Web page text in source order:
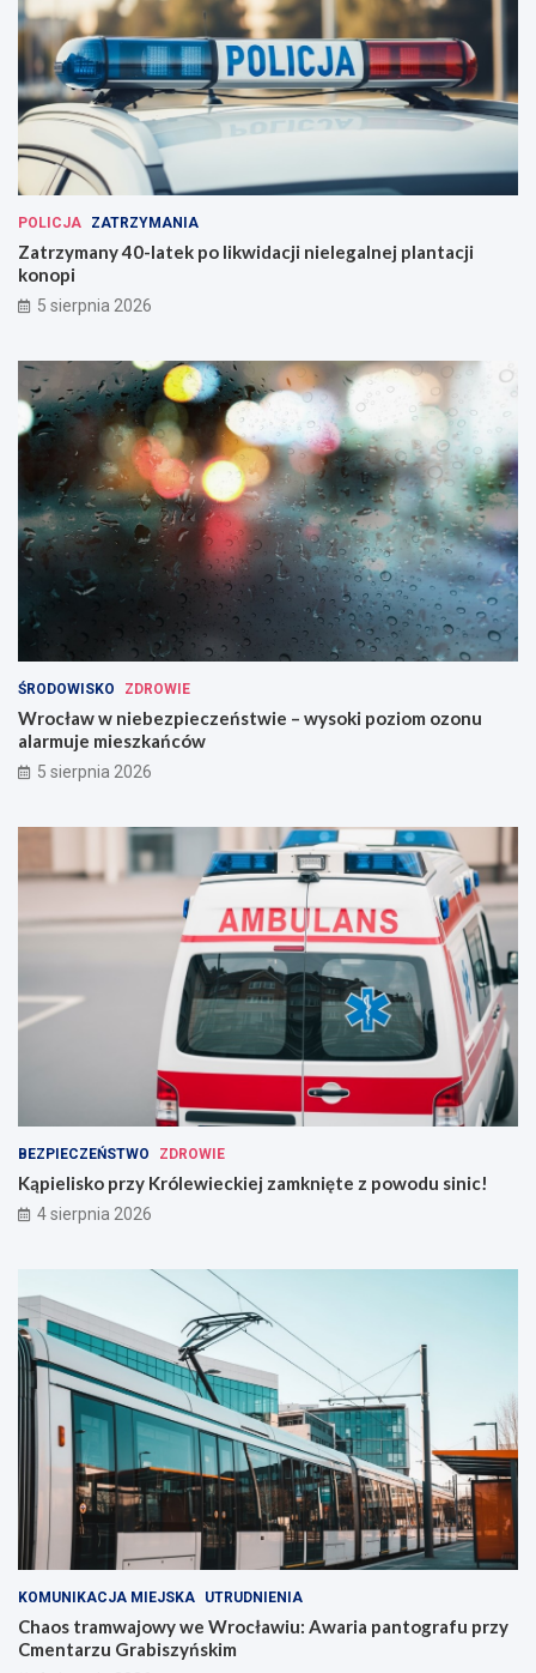
POLICJA ZATRZYMANIA
Zatrzymany 40-latek po likwidacji nielegalnej plantacji
konopi
5 sierpnia 2026
ŚRODOWISKO ZDROWIE
Wrocław w niebezpieczeństwie – wysoki poziom ozonu
alarmuje mieszkańców
5 sierpnia 2026
BEZPIECZEŃSTWO ZDROWIE
Kąpielisko przy Królewieckiej zamknięte z powodu sinic!
4 sierpnia 2026
KOMUNIKACJA MIEJSKA UTRUDNIENIA
Chaos tramwajowy we Wrocławiu: Awaria pantografu przy
Cmentarzu Grabiszyńskim